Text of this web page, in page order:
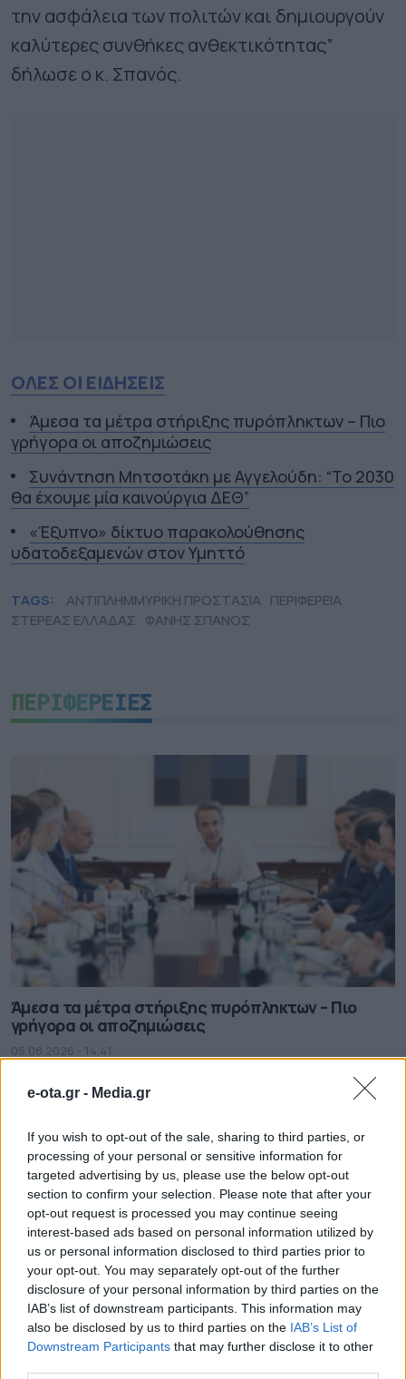
e-ota.gr - Media.gr
If you wish to opt-out of the sale, sharing to third parties, or
processing of your personal or sensitive information for
targeted advertising by us, please use the below opt-out
section to confirm your selection. Please note that after your
opt-out request is processed you may continue seeing
interest-based ads based on personal information utilized by
us or personal information disclosed to third parties prior to
your opt-out. You may separately opt-out of the further
disclosure of your personal information by third parties on the
IAB’s list of downstream participants. This information may
also be disclosed by us to third parties on the IAB’s List of
Downstream Participants that may further disclose it to other
την ασφάλεια των πολιτών και δημιουργούν
καλύτερες συνθήκες ανθεκτικότητας”
δήλωσε ο κ. Σπανός.
ΟΛΕΣ ΟΙ ΕΙΔΗΣΕΙΣ
Άμεσα τα μέτρα στήριξης πυρόπληκτων – Πιο
γρήγορα οι αποζημιώσεις
Συνάντηση Μητσοτάκη με Αγγελούδη: “Το 2030
θα έχουμε μία καινούργια ΔΕΘ”
«Έξυπνο» δίκτυο παρακολούθησης
υδατοδεξαμενών στον Υμηττό
TAGS: ΑΝΤΙΠΛΗΜΜΥΡΙΚΗ ΠΡΟΣΤΑΣΙΑ ΠΕΡΙΦΕΡΕΙΑ
ΣΤΕΡΕΑΣ ΕΛΛΑΔΑΣ ΦΑΝΗΣ ΣΠΑΝΟΣ
ΠΕΡΙΦΕΡΕΙΕΣ
Άμεσα τα μέτρα στήριξης πυρόπληκτων – Πιο
γρήγορα οι αποζημιώσεις
05.08.2026 - 14.41
Συνάντηση Μητσοτάκη με Αγγελούδη: “Το 2030 θα
έχουμε μία καινούργια ΔΕΘ”